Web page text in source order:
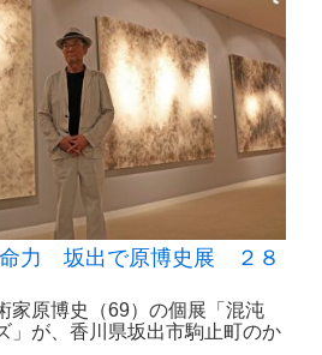
命力 坂出で原博史展 ２８
家原博史（69）の個展「混沌
」が、香川県坂出市駒止町のか